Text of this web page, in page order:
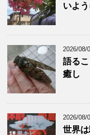
いよ
2026/08/
語る
癒し
2026/08/
世界